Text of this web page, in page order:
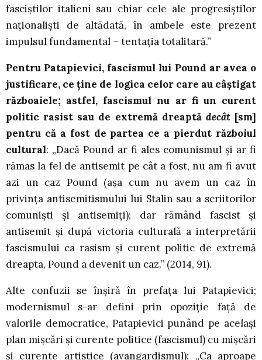
fasciștilor italieni sau chiar cele ale progresiștilor
naționaliști de altădată, în ambele este prezent
impulsul fundamental – tentația totalitară.”
Pentru Patapievici, fascismul lui Pound ar avea o
justificare, ce ține de logica celor care au câștigat
războaiele; astfel, fascismul nu ar fi un curent
politic rasist sau de extremă dreaptă decât[sm]
pentru că a fost de partea ce a pierdut războiul
cultural: „Dacă Pound ar fi ales comunismul și ar fi
rămas la fel de antisemit pe cât a fost, nu am fi avut
azi un caz Pound (așa cum nu avem un caz în
privința antisemitismului lui Stalin sau a scriitorilor
comuniști și antisemiți); dar rămând fascist și
antisemit și după victoria culturală a interpretării
fascismului ca rasism și curent politic de extremă
dreapta, Pound a devenit un caz.” (2014, 91).
Alte confuzii se înșiră în prefața lui Patapievici;
modernismul s-ar defini prin opoziție față de
valorile democratice, Patapievici punând pe același
plan mișcări și curente politice (fascismul) cu mișcări
și curente artistice (avangardismul): „Ca aproape